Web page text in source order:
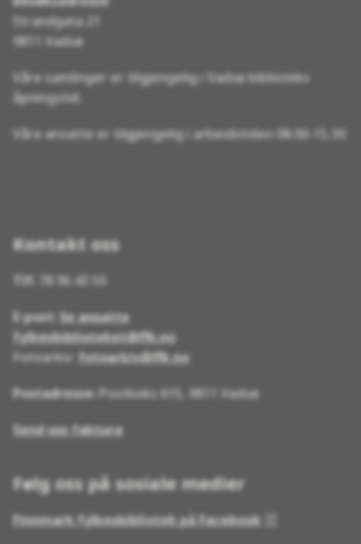
Strandgata 21
9811 Vadsø
Våre samlinger er tilgjengelig i Vadsø biblioteks
åpningstid.
Våre ansatte er tilgjengelig i arbeidstiden 08.00-15.30
Kontakt oss
Tlf: 78 96 43 50
E-post: Se ansatte
fylkesbiblioteket@ffk.no
Fotoarkiv: fotoarkiv@ffk.no
Postadresse: Postboks 615, 9811 Vadsø
Send oss faktura
Følg oss på sosiale medier
Finnmark fylkesbibliotek på Facebook